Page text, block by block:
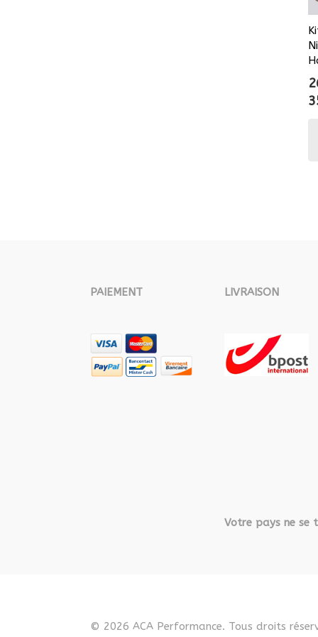
PAIEMENT LIVRAISON
Votre pays ne se
© 2026 ACA Performance. Tous droits